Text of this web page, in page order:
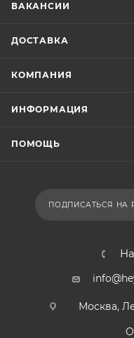
ВАКАНСИИ
ДОСТАВКА
КОМПАНИЯ
ИНФОРМАЦИЯ
ПОМОЩЬ
ПОДПИСАТЬСЯ НА
Москва,